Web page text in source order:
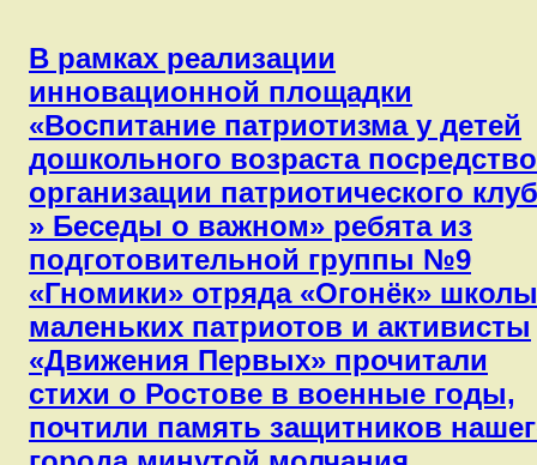
В рамках реализации
инновационной площадки
«Воспитание патриотизма у детей
дошкольного возраста
организации патриотического
» Беседы о важном» ребята из
подготовительной группы №9
«Гномики» отряда «Огонёк» школы
маленьких патриотов и активисты
«Движения Первых» прочитали
стихи о Ростове в военные годы,
почтили память защитников